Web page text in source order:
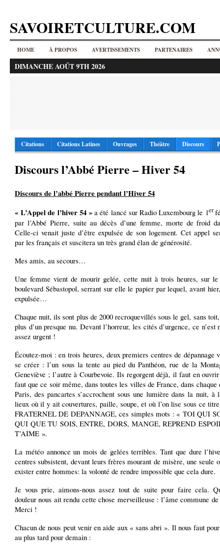
SAVOIRETCULTURE.COM
HOME À PROPOS AVERTISSEMENTS PARTENAIRES
DIMANCHE AOÛT 9TH 2026
Citations Citations Latines Ouvrages Théâtre Discours
Discours l’Abbé Pierre – Hiver 54
Discours de l’abbé Pierre pendant l’Hiver 54
« L’Appel de l’hiver 54 » a été lancé sur Radio Luxembourg le 1er
par l’Abbé Pierre, suite au décès d’une femme, morte de froid
Celle-ci venait juste d’être expulsée de son logement. Cet appel
par les français et suscitera un très grand élan de générosité.
Mes amis, au secours…
Une femme vient de mourir gelée, cette nuit à trois heures, sur
boulevard Sébastopol, serrant sur elle le papier par lequel, avant
expulsée…
Chaque nuit, ils sont plus de 2000 recroquevillés sous le gel, sans
plus d’un presque nu. Devant l’horreur, les cités d’urgence, ce n’est
assez urgent !
Écoutez-moi : en trois heures, deux premiers centres de dépannage
se créer : l’un sous la tente au pied du Panthéon, rue de la
Geneviève ; l’autre à Courbevoie. Ils regorgent déjà, il faut en
faut que ce soir même, dans toutes les villes de France, dans chaque
Paris, des pancartes s’accrochent sous une lumière dans la nuit, à
lieux où il y ait couvertures, paille, soupe, et où l’on lise sous ce
FRATERNEL DE DEPANNAGE, ces simples mots : « TOI QUI
QUI QUE TU SOIS, ENTRE, DORS, MANGE, REPREND
T’AIME ».
La météo annonce un mois de gelées terribles. Tant que dure
centres subsistent, devant leurs frères mourant de misère, une seule
exister entre hommes: la volonté de rendre impossible que cela dure.
Je vous prie, aimons-nous assez tout de suite pour faire cela.
douleur nous ait rendu cette chose merveilleuse : l’âme commune
Merci !
Chacun de nous peut venir en aide aux « sans abri ». Il nous faut
au plus tard pour demain :